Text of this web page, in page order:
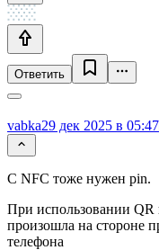
Ответить
vabka29 дек 2025 в 05:47
С NFC тоже нужен pin.
При использовании QR
произошла на стороне
телефона